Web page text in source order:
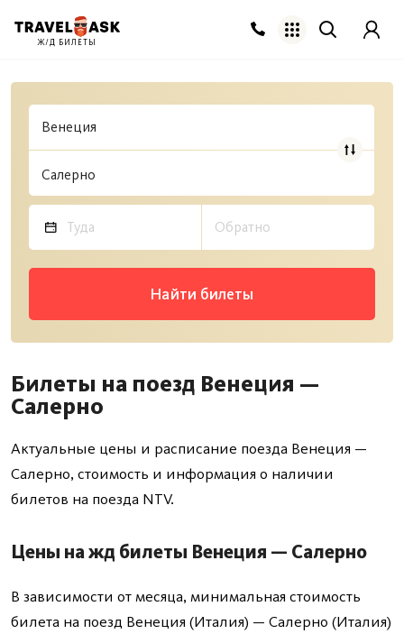
Найти билеты
Билеты на поезд Венеция —
Салерно
Актуальные цены и расписание поезда Венеция —
Салерно, стоимость и информация о наличии
билетов на поезда NTV.
Цены на жд билеты Венеция — Салерно
В зависимости от месяца, минимальная стоимость
билета на поезд Венеция (Италия) — Салерно (Италия)
Ж/Д БИЛЕТЫ